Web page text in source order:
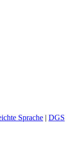
Sprache | DGS